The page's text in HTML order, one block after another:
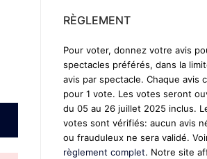
RÈGLEMENT
Pour voter, donnez votre avis
spectacles préférés, dans la
avis par spectacle. Chaque avis
pour 1 vote. Les votes seront
du 05 au 26 juillet 2025 inclus.
votes sont vérifiés: aucun avis
ou frauduleux ne sera validé.
règlement complet. Notre site